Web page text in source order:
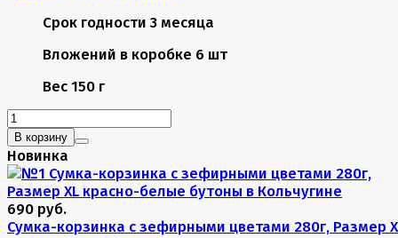
Срок годности 3 месяца
Вложений в коробке 6 шт
Вес 150 г
В корзину
Новинка
690 руб.
Сумка-корзинка с зефирными цветами 280г, Размер